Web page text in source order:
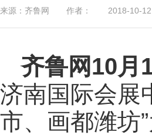
来源： 齐鲁网 作者： 2018-10-
齐鲁网 10月
济南国际会展
市、画都潍坊